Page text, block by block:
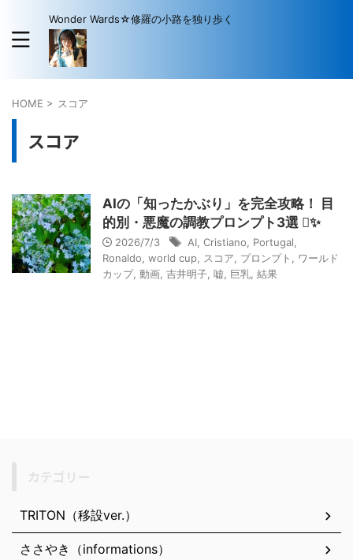
Wonder Wards☆修羅の小路を独り歩く
HOME > スコア
スコア
AIの「知ったかぶり」を完全攻略！ 目
的別・悪魔の調教プロンプト3選 ✨
2026/7/3 AI Cristiano Portugal
Ronaldo world cup スコア プロンプト
ワールド
カップ, 動画 吉井明子 嘘 巨乳 結果
TRITON（移設ver.）
ささやき（informations）